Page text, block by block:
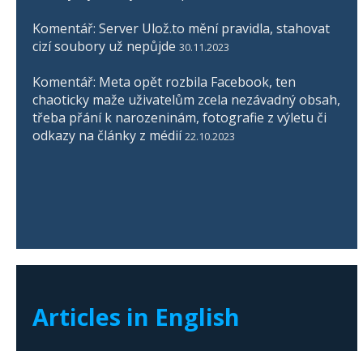
Komentář: Server Ulož.to mění pravidla, stahovat
cizí soubory už nepůjde 30.11.2023
Komentář: Meta opět rozbila Facebook, ten
chaoticky maže uživatelům zcela nezávadný obsah,
třeba přání k narozeninám, fotografie z výletu či
odkazy na články z médií 22.10.2023
Articles in English